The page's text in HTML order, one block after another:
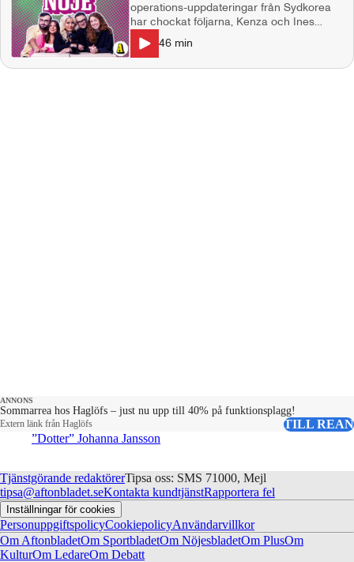
operations-uppdateringar från Sydkorea
har chockat följarna, Kenza och Ines
normaliserar sneda snippor, en viss kändis
har spårat ur fullkomligt med trenden
46 min
ANNONS
Sommarrea hos Haglöfs – just nu upp till 40% på funktionsplagg!
Extern länk från Haglöfs
TILL REAN
”Dotter” Johanna Jansson
Tjänstgörande redaktörerTipsa oss: SMS 71000, Mejl
tipsa@aftonbladet.seKontakta kundtjänstRapportera fel
Inställningar för cookies
PersonuppgiftspolicyCookiepolicyAnvändarvillkor
Om AftonbladetOm SportbladetOm NöjesbladetOm PlusOm
KulturOm LedareOm Debatt